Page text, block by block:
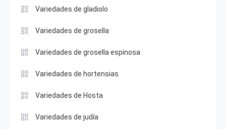
Variedades de gladiolo
Variedades de grosella
Variedades de grosella espinosa
Variedades de hortensias
Variedades de Hosta
Variedades de judía